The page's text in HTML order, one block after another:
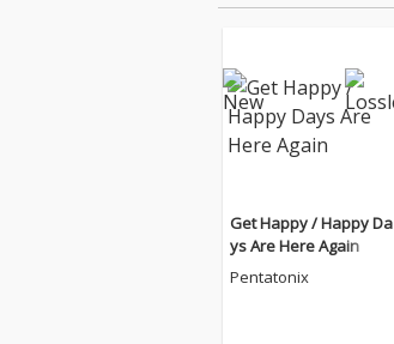
Get Happy / Happy Da
ys Are Here Again
Pentatonix